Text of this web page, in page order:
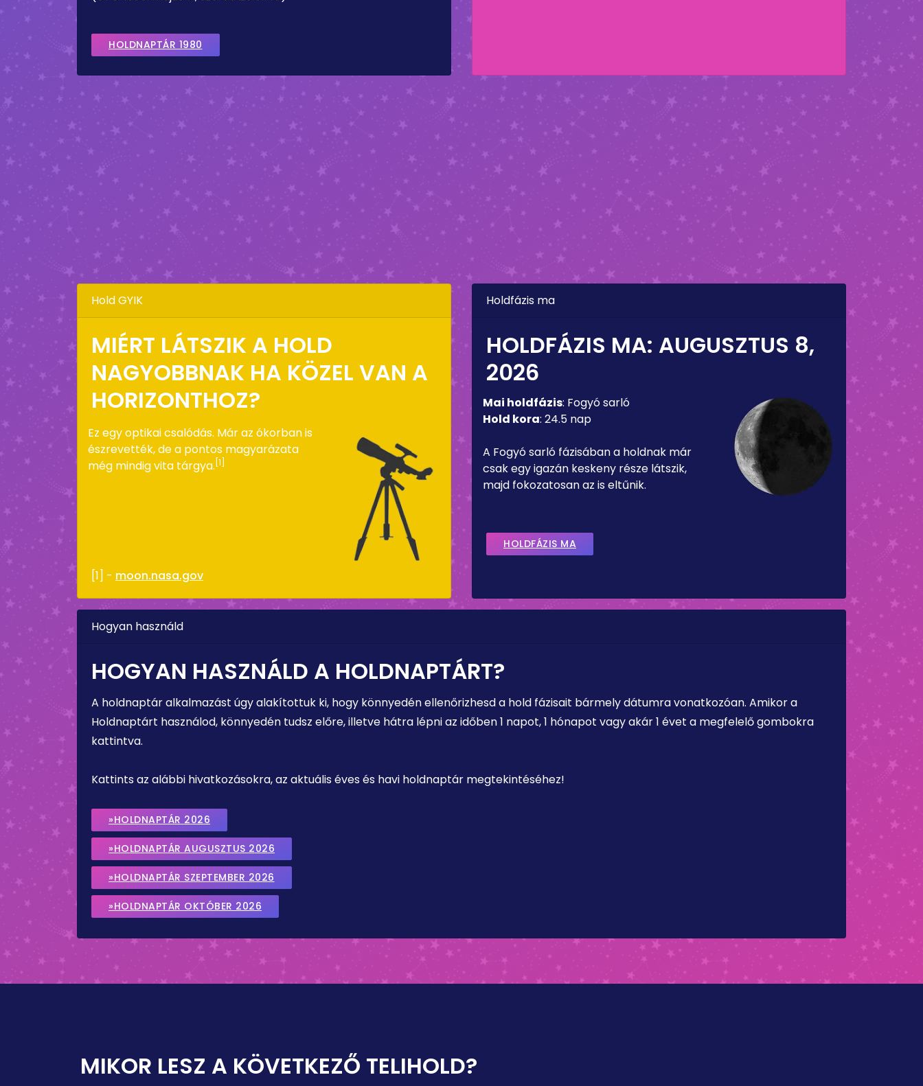
HOLDNAPTÁR 1980
Hold GYIK
MIÉRT LÁTSZIK A HOLD
NAGYOBBNAK HA KÖZEL VAN A
HORIZONTHOZ?
Ez egy optikai csalódás. Már az ókorban is
észrevették, de a pontos magyarázata
még mindig vita tárgya. [1]
[1] - moon.nasa.gov
Holdfázis ma
HOLDFÁZIS MA: AUGUSZTUS 8,
2026
Mai holdfázis: Fogyó sarló
Hold kora: 24.5 nap
A Fogyó sarló fázisában a holdnak már
csak egy igazán keskeny része látszik,
majd fokozatosan az is eltűnik.
HOLDFÁZIS MA
Hogyan használd
HOGYAN HASZNÁLD A HOLDNAPTÁRT?
A holdnaptár alkalmazást úgy alakítottuk ki, hogy könnyedén ellenőrizhesd a hold fázisait bármely dátumra vonatkozóan. Amikor a
Holdnaptárt használod, könnyedén tudsz előre, illetve hátra lépni az időben 1 napot, 1 hónapot vagy akár 1 évet a megfelelő gombokra
kattintva.
Kattints az alábbi hivatkozásokra, az aktuális éves és havi holdnaptár megtekintéséhez!
»HOLDNAPTÁR 2026
»HOLDNAPTÁR AUGUSZTUS 2026
»HOLDNAPTÁR SZEPTEMBER 2026
»HOLDNAPTÁR OKTÓBER 2026
MIKOR LESZ A KÖVETKEZŐ TELIHOLD?